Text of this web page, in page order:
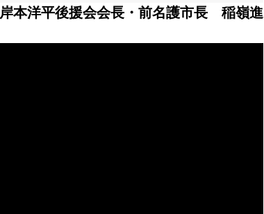
岸本洋平後援会会長・前名護市長 稲嶺進